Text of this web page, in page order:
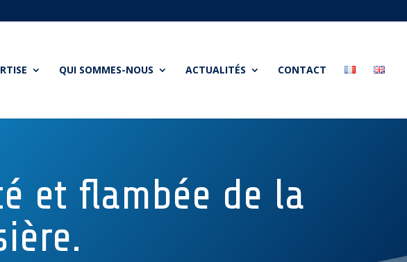
QUI SOMMES-NOUS ACTUALITÉS CONTACT
et flambée de la